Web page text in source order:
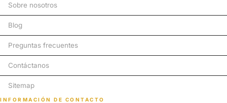
Sobre nosotros
Blog
Preguntas frecuentes
Contáctanos
Sitemap
INFORMACIÓN DE CONTACTO